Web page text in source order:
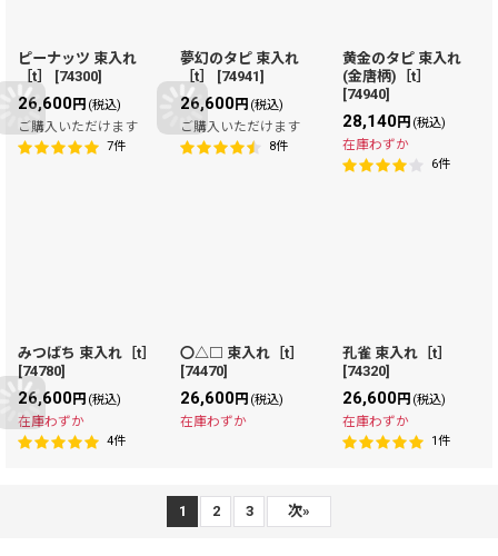
ピーナッツ 束入れ
［t］
[74300]
26,600円 (税込)
ご購入いただけます
7件
夢幻のタピ 束入れ
［t］
[74941]
26,600円 (税込)
ご購入いただけます
8件
黄金のタピ 束入れ
(金唐柄)［t］
[74940]
28,140円 (税込)
在庫わずか
6件
みつばち 束入れ［t］
[74780]
26,600円 (税込)
在庫わずか
4件
〇△□ 束入れ［t］
[74470]
26,600円 (税込)
在庫わずか
孔雀 束入れ［t］
[74320]
26,600円 (税込)
在庫わずか
1件
1 2 3 次»